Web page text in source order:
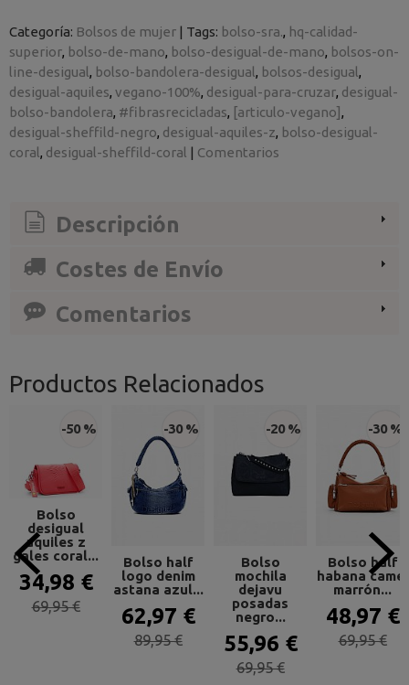
Categoría: Bolsos de mujer | Tags: bolso-sra. hq-calidad-
superior bolso-de-mano bolso-desigual-de-mano bolsos-on-
line-desigual
bolso-bandolera-desigual
bolsos-desigual
desigual-aquiles vegano-100% desigual-para-cruzar desigual-
bolso-bandolera #fibrasrecicladas [articulo-vegano]
desigual-sheffild-negro desigual-aquiles-z bolso-desigual-
coral
desigual-sheffild-coral | Comentarios
Descripción
Costes de Envío
Comentarios
Productos Relacionados
-50 %
Bolso
desigual
aquiles z
gales coral...
34,98 €
69,95 €
-30 %
Bolso half
logo denim
astana azul...
62,97 €
89,95 €
-20 %
Bolso
mochila
dejavu
posadas
negro...
55,96 €
69,95 €
-30 %
Bolso half
habana camel
marrón...
48,97 €
69,95 €